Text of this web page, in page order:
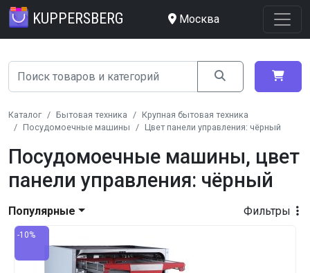
KUPPERSBERG Москва
Каталог Бытовая техника
Крупная бытовая техника
Посудомоечные машины
Цвет панели управления: чёрный
Посудомоечные машины, цвет
панели управления: чёрный
Фильтры
Популярные
-10%